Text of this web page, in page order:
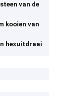
van de
kooien van
hexuitdraai